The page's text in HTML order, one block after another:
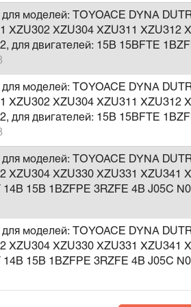
моделей: TOYOACE DYNA
XZU302 XZU304 XZU311 XZU312
для двигателей: 15B 15BFTE
моделей: TOYOACE DYNA
XZU302 XZU304 XZU311 XZU312
для двигателей: 15B 15BFTE
моделей: TOYOACE DYNA
XZU304 XZU330 XZU331 XZU341
15B 1BZFPE 3RZFE 4B J05C
моделей: TOYOACE DYNA
XZU304 XZU330 XZU331 XZU341
15B 1BZFPE 3RZFE 4B J05C